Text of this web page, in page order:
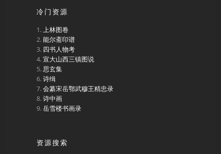
冷门资源
上林图卷
能尔斋印谱
四书人物考
宣大山西三镇图说
思玄集
诗缉
会纂宋岳鄂武穆王精忠录
诗中画
岳雪楼书画录
资源搜索